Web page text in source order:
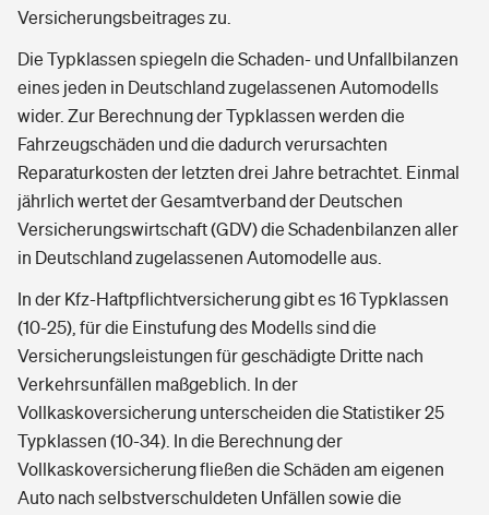
Versicherungsbeitrages zu.
Die Typklassen spiegeln die Schaden- und Unfallbilanzen
eines jeden in Deutschland zugelassenen Automodells
wider. Zur Berechnung der Typklassen werden die
Fahrzeugschäden und die dadurch verursachten
Reparaturkosten der letzten drei Jahre betrachtet. Einmal
jährlich wertet der Gesamtverband der Deutschen
Versicherungswirtschaft (GDV) die Schadenbilanzen aller
in Deutschland zugelassenen Automodelle aus.
In der Kfz-Haftpflichtversicherung gibt es 16 Typklassen
(10-25), für die Einstufung des Modells sind die
Versicherungsleistungen für geschädigte Dritte nach
Verkehrsunfällen maßgeblich. In der
Vollkaskoversicherung unterscheiden die Statistiker 25
Typklassen (10-34). In die Berechnung der
Vollkaskoversicherung fließen die Schäden am eigenen
Auto nach selbstverschuldeten Unfällen sowie die